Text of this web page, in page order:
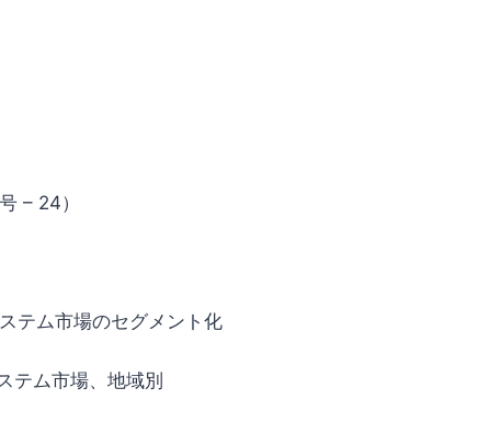
– 24）
テム市場のセグメント化
テム市場、地域別